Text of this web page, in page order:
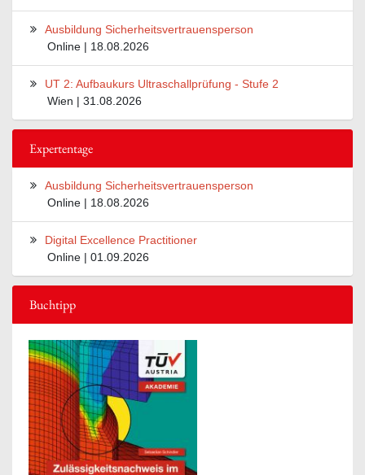
Ausbildung Sicherheitsvertrauensperson
Online | 18.08.2026
UT 2: Aufbaukurs Ultraschallprüfung - Stufe 2
Wien | 31.08.2026
Expertentage
Ausbildung Sicherheitsvertrauensperson
Online | 18.08.2026
Digital Excellence Practitioner
Online | 01.09.2026
Buchtipp